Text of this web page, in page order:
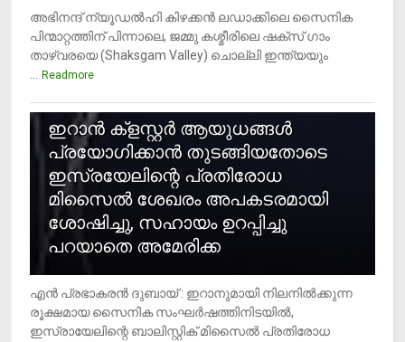
അഭിനന്ദ് ന്യൂഡൽഹി കിഴക്കൻ ലഡാക്കിലെ സൈനിക
പിന്മാറ്റത്തിന് പിന്നാലെ, ജമ്മു കശ്മീരിലെ ഷക്സ് ​ഗാം
താഴ്‌വരയെ (Shaksgam Valley) ചൊല്ലി ഇന്ത്യയും
Readmore
ഇറാന്‍ ക്‌ളസ്റ്റര്‍ ആയുധങ്ങള്‍
പ്രയോഗിക്കാന്‍ തുടങ്ങിയതോടെ
ഇസ്രയേലിന്റെ പ്രതിരോധ
മിസൈല്‍ ശേഖരം അപകടരമായി
ശോഷിച്ചു, സഹായം ഉറപ്പിച്ചു
പറയാതെ അമേരിക്ക
എന്‍ പ്രഭാകരന്‍ ദുബായ് : ഇറാനുമായി നിലനില്‍ക്കുന്ന
രൂക്ഷമായ സൈനിക സംഘര്‍ഷത്തിനിടയില്‍,
ഇസ്രായേലിന്റെ ബാലിസ്റ്റിക് മിസൈല്‍ പ്രതിരോധ